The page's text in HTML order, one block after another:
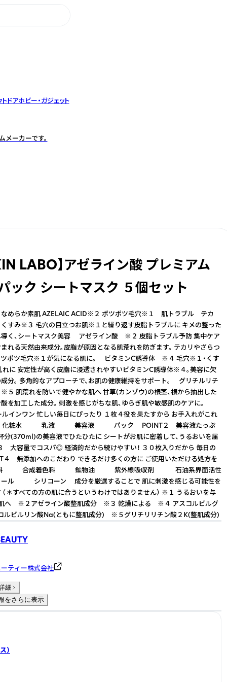
ドアホビー・ガジェット
ーカーです。
LABO】アゼライン酸 プレミアム
ック シートマスク ５個セット
めらか素肌 AZELAIC ACID※２ ポツポツ毛穴※１ 肌トラブル テカ
み※３ 毛穴の目立つお肌※１と繰り返す皮脂トラブルに キメの整った
導く、シートマスク美容 アゼライン酸 ※２ 皮脂トラブル予防 集中ケア
れる天然由来成分。皮脂が原因となる肌荒れを防ぎます。 テカリやざらつ
ツポツ毛穴※１が気になる肌に。 ビタミンC誘導体 ※４ 毛穴※１・くす
に 安定性が高く皮脂に浸透されやすいビタミンC誘導体※４。美容に欠
分。 多角的なアプローチで、お肌の健康維持をサポート。 グリチルリチ
肌荒れを防いで健やかな肌へ 甘草(カンゾウ)の根茎、根から抽出した
を加工した成分。 刺激を感じがちな肌、ゆらぎ肌や敏感肌のケアに。
インワン 忙しい毎日にぴったり １枚４役を果たすから お手入れがこれ
化粧水 乳液 美容液 パック POINT２ 美容液たっぷ
分(370ml)の美容液でひたひたに シートがお肌に密着して、うるおいを届
大容量でコスパ◎ 経済的だから続けやすい！ ３０枚入りだから 毎日の
４ 無添加へのこだわり できるだけ多くの方に ご使用いただける処方を
料 合成着色料 鉱物油 紫外線吸収剤 石油系界面活性
シリコーン 成分を厳選することで 肌に刺激を感じる可能性を
＊すべての方の肌に合うというわけではありません） ※１ うるおいを与
肌へ ※２アゼライン酸整肌成分 ※３ 乾燥による ※４ アスコルビルグ
ルビルリン酸Na(ともに整肌成分) ※５グリチリリチン酸２K(整肌成分)
ティー株式会社
細
をさらに表示
）